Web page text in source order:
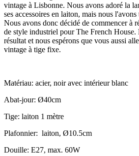
vintage à Lisbonne. Nous avons adoré la
ses accessoires en laiton, mais nous
Nous avons donc décidé de commencer à
de style industriel pour The French House.
résultat et nous espérons que vous aussi
vintage à tige fixe.
Matériau: acier, noir avec intérieur blanc
Abat-jour: Ø40cm
Tige: laiton 1 mètre
Plafonnier: laiton, Ø10.5cm
Douille: E27, max. 60W